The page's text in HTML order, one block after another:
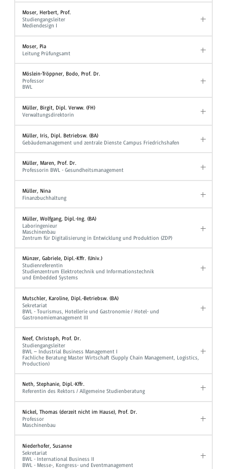
Moser, Herbert, Prof.
Studiengangsleiter
Mediendesign I
Moser, Pia
Leitung Prüfungsamt
Möslein-Tröppner, Bodo, Prof. Dr.
Professor
BWL
Müller, Birgit, Dipl. Verww. (FH)
Verwaltungsdirektorin
Müller, Iris, Dipl. Betriebsw. (BA)
Gebäudemanagement und zentrale Dienste Campus Friedrichshafen
Müller, Maren, Prof. Dr.
Professorin BWL - Gesundheitsmanagement
Müller, Nina
Finanzbuchhaltung
Müller, Wolfgang, Dipl.-Ing. (BA)
Laboringenieur
Maschinenbau
Zentrum für Digitalisierung in Entwicklung und Produktion (ZDP)
Münzer, Gabriele, Dipl.-Kffr. (Univ.)
Studienreferentin
Studienzentrum Elektrotechnik und Informationstechnik
und Embedded Systems
Mutschler, Karoline, Dipl.-Betriebsw. (BA)
Sekretariat
BWL - Tourismus, Hotellerie und Gastronomie / Hotel- und
Gastronomiemanagement III
Neef, Christoph, Prof. Dr.
Studiengangsleiter
BWL – Industrial Business Management I
Fachliche Beratung Master Wirtschaft (Supply Chain Management, Logistics,
Production)
Neth, Stephanie, Dipl.-Kffr.
Referentin des Rektors / Allgemeine Studienberatung
Nickel, Thomas (derzeit nicht im Hause), Prof. Dr.
Professor
Maschinenbau
Niederhofer, Susanne
Sekretariat
BWL - International Business II
BWL - Messe-, Kongress- und Eventmanagement